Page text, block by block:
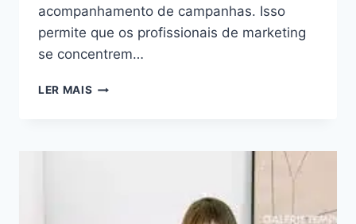
acompanhamento de campanhas. Isso
permite que os profissionais de marketing
se concentrem…
LER MAIS “ESTRATÉGIAS